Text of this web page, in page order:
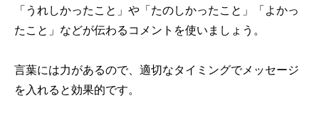
「うれしかったこと」や「たのしかったこと」「よかっ
たこと」などが伝わるコメントを使いましょう。
言葉には力があるので、適切なタイミングでメッセージ
を入れると効果的です。